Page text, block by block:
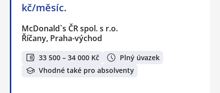
kč/měsíc.
McDonald`s ČR spol. s r.o.
Říčany, Praha-východ
33 500 – 34 000 Kč
Plný úvazek
Vhodné také pro absolventy